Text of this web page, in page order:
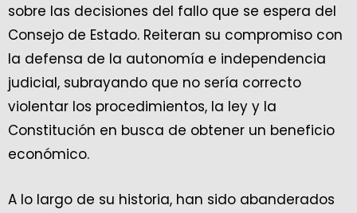
sobre las decisiones del fallo que se espera del
Consejo de Estado. Reiteran su compromiso con
la defensa de la autonomía e independencia
judicial, subrayando que no sería correcto
violentar los procedimientos, la ley y la
Constitución en busca de obtener un beneficio
económico.
A lo largo de su historia, han sido abanderados